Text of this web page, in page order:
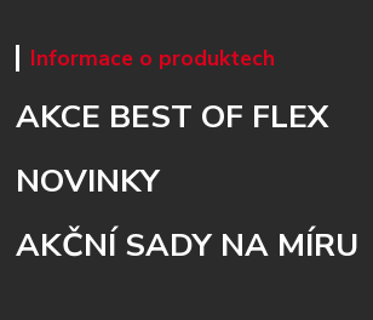
Informace o produktech
AKCE BEST OF FLEX
NOVINKY
AKČNÍ SADY NA MÍRU